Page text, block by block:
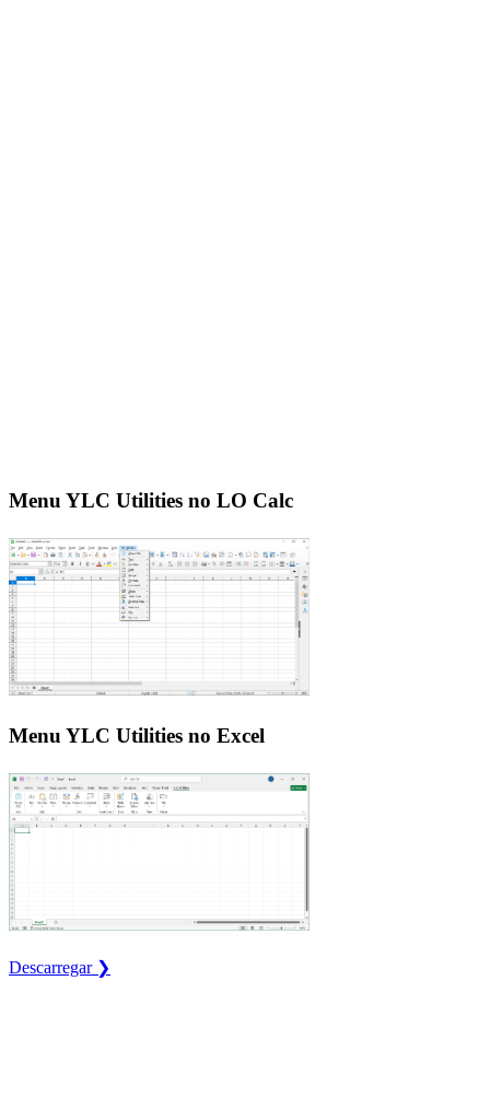
Menu YLC Utilities no LO Calc
Menu YLC Utilities no Excel
Descarregar ❯